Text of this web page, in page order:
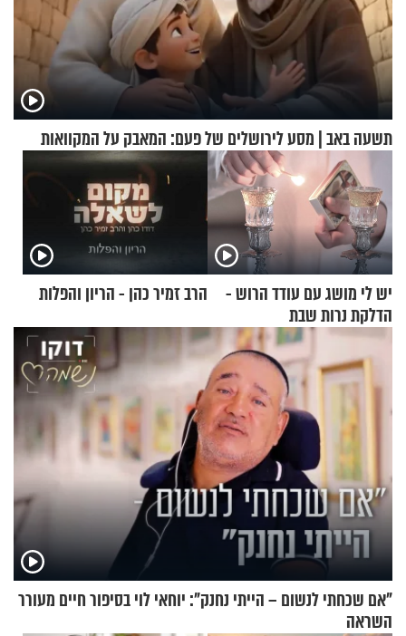
תשעה באב | מסע לירושלים של פעם: המאבק על המקוואות
יש לי מושג עם עודד הרוש -
הדלקת נרות שבת
הרב זמיר כהן - הריון והפלות
"אם שכחתי לנשום – הייתי נחנק": יוחאי לוי בסיפור חיים מעורר
השראה